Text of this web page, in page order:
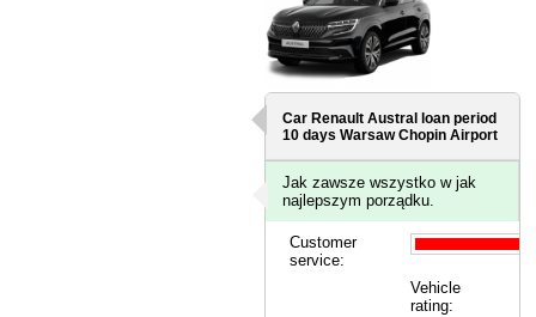
Car Renault Austral loan period
10 daysWarsaw Chopin Airport
Jak zawsze wszystko w jak
najlepszym porządku.
Customer
service:
Vehicle
rating: